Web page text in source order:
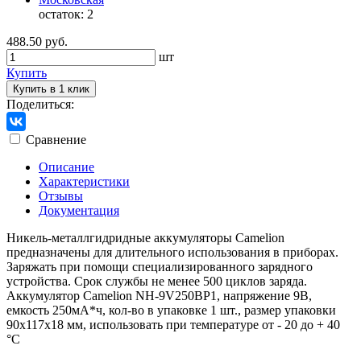
остаток: 2
488.50 руб.
шт
Купить
Купить в 1 клик
Поделиться:
Сравнение
Описание
Характеристики
Отзывы
Документация
Никель-металлгидридные аккумуляторы Camelion
предназначены для длительного использования в приборах.
Заряжать при помощи специализированного зарядного
устройства. Срок службы не менее 500 циклов заряда.
Аккумулятор Camelion NH-9V250BP1, напряжение 9В,
емкость 250мА*ч, кол-во в упаковке 1 шт., размер упаковки
90x117x18 мм, использовать при температуре от - 20 до + 40
°C